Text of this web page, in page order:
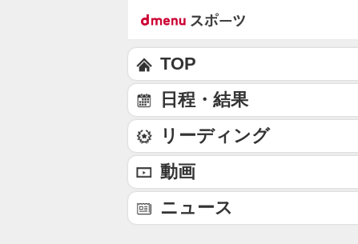
TOP
日程・結果
リーディング
動画
ニュース